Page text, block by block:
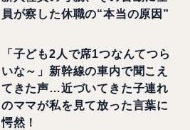
員が察した休職の“本当の原因”
「子ども2人で席1つなんてつら
いな～」新幹線の車内で聞こえ
てきた声…近づいてきた子連れ
のママが私を見て放った言葉に
愕然！